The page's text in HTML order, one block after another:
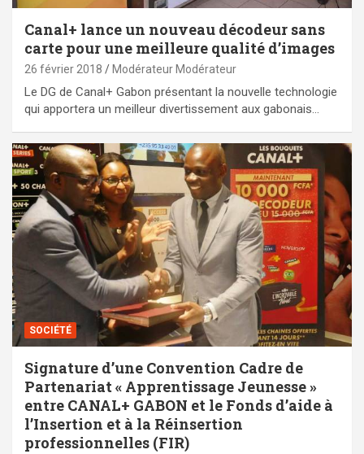
Canal+ lance un nouveau décodeur sans
carte pour une meilleure qualité d’images
26 février 2018 Modérateur Modérateur
Le DG de Canal+ Gabon présentant la nouvelle technologie
qui apportera un meilleur divertissement aux gabonais…
SOCIÉTÉ
Signature d’une Convention Cadre de
Partenariat « Apprentissage Jeunesse »
entre CANAL+ GABON et le Fonds d’aide à
l’Insertion et à la Réinsertion
professionnelles (FIR)